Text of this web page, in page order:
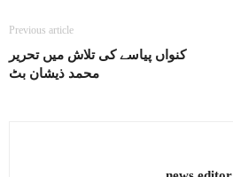
Previous article
کنواں پیاسے کی تلاش میں تحریر
محمد ذیشان بٹ